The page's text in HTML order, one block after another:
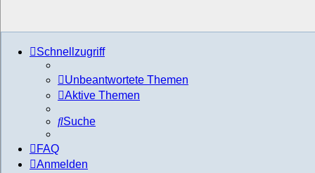
Schnellzugriff
Unbeantwortete Themen
Aktive Themen
Suche
FAQ
Anmelden